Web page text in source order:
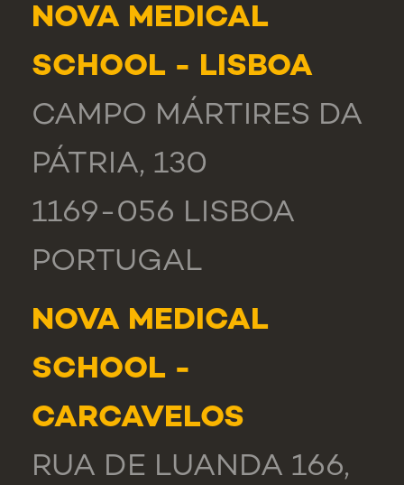
NOVA MEDICAL
SCHOOL - LISBOA
CAMPO MÁRTIRES DA
PÁTRIA, 130
1169-056 LISBOA
PORTUGAL
NOVA MEDICAL
SCHOOL -
CARCAVELOS
RUA DE LUANDA 166,